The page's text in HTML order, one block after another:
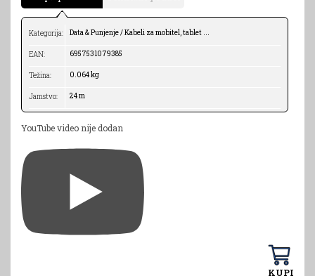
Kategorija: Data & Punjenje / Kabeli za mobitel, tablet ...
EAN: 6957531079385
Težina: 0.064 kg
Jamstvo: 24 m
YouTube video nije dodan
KUPI